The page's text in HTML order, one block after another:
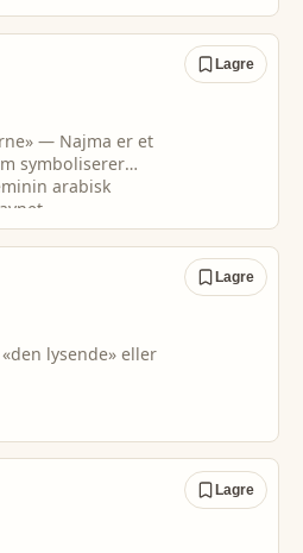
— Najma er et
symboliserer
arabisk
Lagre
lysende» eller
Lagre
Lagre